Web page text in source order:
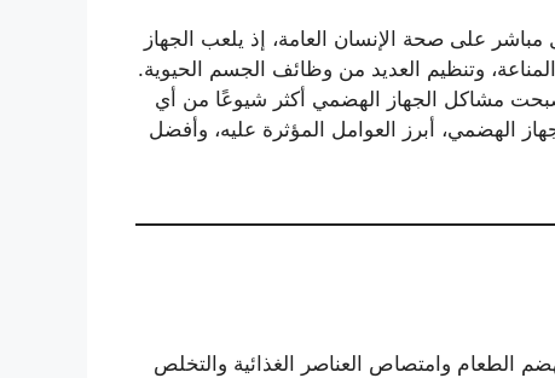
على صحة الإنسان العامة، إذ يلعب الجهاز
وتنظيم العديد من وظائف الجسم الحيوية.
مشاكل الجهاز الهضمي أكثر شيوعًا من أي
أبرز العوامل المؤثرة عليه، وأفضل
الطعام وامتصاص العناصر الغذائية والتخلص